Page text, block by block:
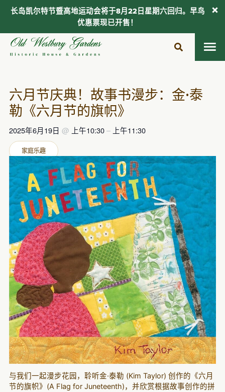
六月节庆典！故事书漫步：金·泰
勒《六月节的旗帜》
2025年6月19日 @ 上午10:30– 上午11:30
家庭乐趣
与我们一起漫步花园，聆听金·泰勒 (Kim Taylor) 创作的《六月
节的旗帜》(A Flag for Juneteenth)，并欣赏根据故事创作的拼
长岛凯尔特节暨高地运动会将于8月22日星期六回归。早鸟
优惠票现已开售！